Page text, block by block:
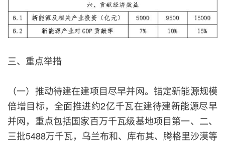
三、重点举措
（一）推动待建在建项目尽早并网。锚定新能源规模
倍增目标，全面推进约2亿千瓦在建待建新能源尽早
并网，重点包括国家百万千瓦级基地项目第一、二、
三批5488万千瓦，乌兰布和、库布其、腾格里沙漠等